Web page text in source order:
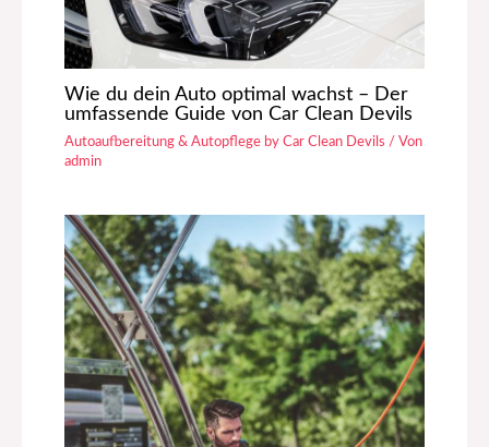
Wie du dein Auto optimal wachst – Der
umfassende Guide von Car Clean Devils
Autoaufbereitung & Autopflege by Car Clean Devils / Von
admin